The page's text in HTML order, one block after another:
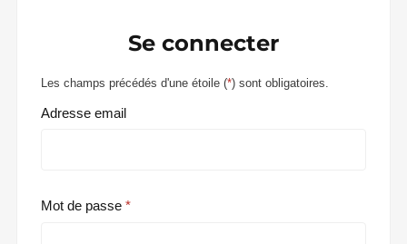
Se connecter
Les champs précédés d'une étoile (*) sont obligatoires.
Adresse email
Mot de passe